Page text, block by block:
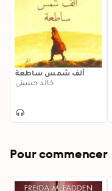
ألف شمس ساطعة
خالد حسیني
Pour commencer